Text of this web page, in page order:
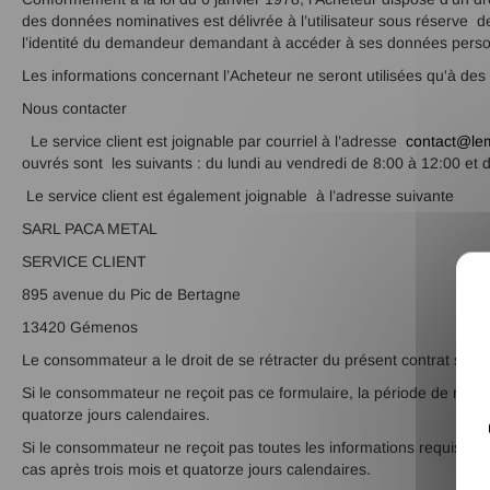
des données nominatives est délivrée à l’utilisateur sous réserve
l’identité du demandeur demandant à accéder à ses données
Les informations concernant l’Acheteur ne seront utilisées qu'à
Nous contacter
Le service client est joignable par courriel à l’adresse
ouvrés sont les suivants : du lundi au vendredi de 8:00 à 12:00 et
Le service client est également joignable à l’adresse suivante
SARL PACA METAL
SERVICE CLIENT
895 avenue du Pic de Bertagne
13420 Gémenos
Le consommateur a le droit de se rétracter du présent contrat
Si le consommateur ne reçoit pas ce formulaire, la période de
quatorze jours calendaires.
Si le consommateur ne reçoit pas toutes les informations
cas après trois mois et quatorze jours calendaires.